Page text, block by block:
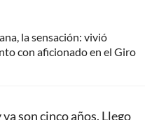
la sensación: vivió
con aficionado en el Giro
son cinco años. Llego